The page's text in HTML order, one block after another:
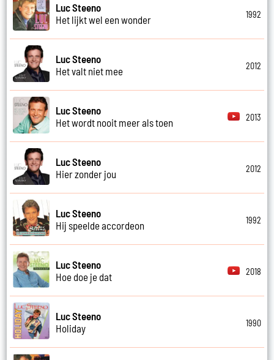
Luc Steeno
Het lijkt wel een wonder
1992
Luc Steeno
Het valt niet mee
2012
Luc Steeno
Het wordt nooit meer als toen
2013
Luc Steeno
Hier zonder jou
2012
Luc Steeno
Hij speelde accordeon
1992
Luc Steeno
Hoe doe je dat
2018
Luc Steeno
Holiday
1990